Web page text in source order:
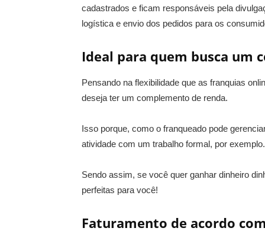
cadastrados e ficam responsáveis pela
logística e envio dos pedidos para os
Ideal para quem busca um
Pensando na flexibilidade que as franquias
deseja ter um complemento de renda.
Isso porque, como o franqueado pode
atividade com um trabalho formal, por exemplo.
Sendo assim, se você quer ganhar dinheiro
perfeitas para você!
Faturamento de acordo